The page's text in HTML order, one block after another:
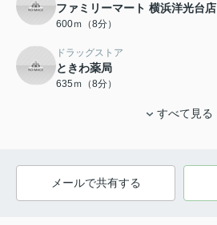
ファミリーマート 横浜洋光台店
600ｍ（8分）
ドラッグストア
ときわ薬局
635ｍ（8分）
すべて見る
メールで共有する